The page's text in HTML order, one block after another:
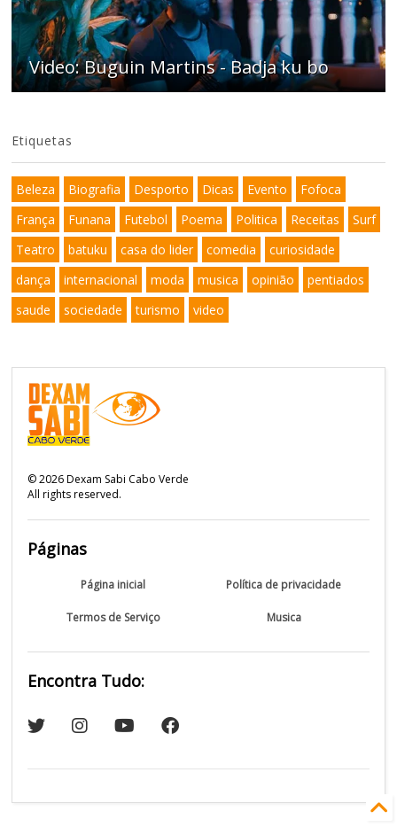
Video: Buguin Martins - Badja ku bo
Etiquetas
Beleza Biografia Desporto Dicas Evento
Fofoca
França
Funana Futebol Poema Politica Receitas
Surf
Teatro
batuku casa do lider comedia
curiosidade
dança
internacional moda musica opinião
pentiados
saude
sociedade turismo video
©2026Dexam Sabi Cabo Verde
All rights reserved.
Páginas
Página inicial Política de privacidade
Termos de Serviço Musica
Encontra Tudo: